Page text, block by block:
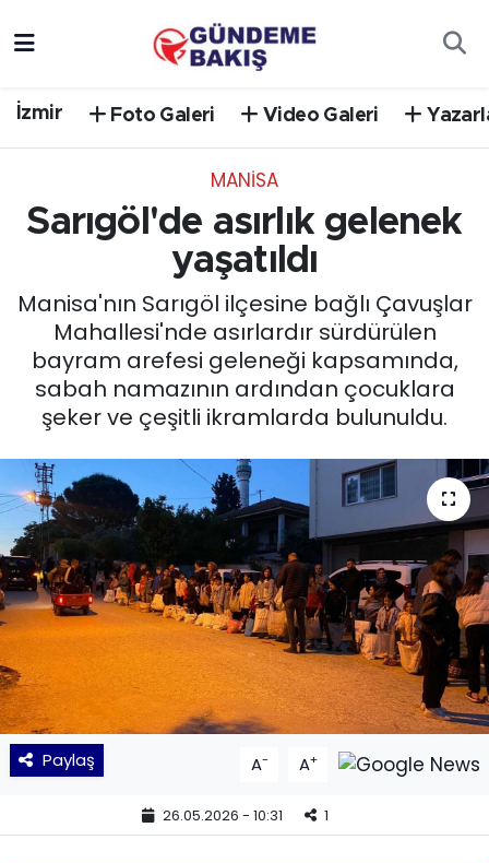
İzmir Foto Galeri Video Galeri
MANISA
Sarıgöl'de asırlık gelenek
yaşatıldı
Manisa'nın Sarıgöl ilçesine bağlı Çavuşlar
Mahallesi'nde asırlardır sürdürülen
bayram arefesi geleneği kapsamında,
sabah namazının ardından çocuklara
şeker ve çeşitli ikramlarda bulunuldu.
Paylaş A- A+
26.05.2026 - 10:31 1
EĞİTİM
EKONOMİ
English News
GÜNCEL
KÜLTÜR SANAT
MAGAZİN
POLİTİKA
SAĞLIK
Siyaset
Süper Lig Puan Durumu ve Fikstür
Tüm Manşetler
Son Dakika Haberleri
Haber Arşivi